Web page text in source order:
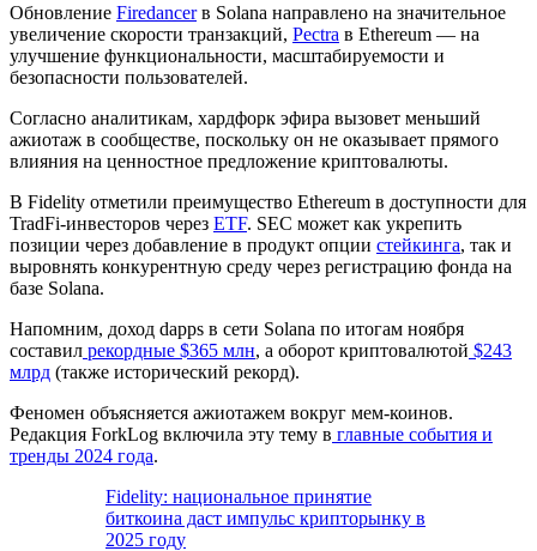
Обновление Firedancerв Solana направлено на значительное
увеличение скорости транзакций, Pectra в Ethereum — на
улучшение функциональности, масштабируемости и
безопасности пользователей.
Согласно аналитикам, хардфорк эфира вызовет меньший
ажиотаж в сообществе, поскольку он не оказывает прямого
влияния на ценностное предложение криптовалюты.
В Fidelity отметили преимущество Ethereum в доступности для
TradFi-инвесторов через ETF. SEC может как укрепить
позиции через добавление в продукт опции стейкинга, так и
выровнять конкурентную среду через регистрацию фонда на
базе Solana.
Напомним, доход dapps в сети Solana по итогам ноября
составил рекордные $365 млн, а оборот криптовалютой $243
млрд (также исторический рекорд).
Феномен объясняется ажиотажем вокруг мем-коинов.
Редакция ForkLog включила эту тему в главные события и
тренды 2024 года.
Fidelity: национальное принятие
биткоина даст импульс крипторынку в
2025 году